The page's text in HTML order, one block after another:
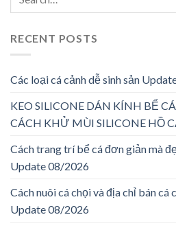
RECENT POSTS
Các loại cá cảnh dễ sinh sản
KEO SILICONE DÁN KÍNH BỂ
CÁCH KHỬ MÙI SILICONE HỒ
Cách trang trí bể cá đơn giản mà
Update 08/2026
Cách nuôi cá chọi và địa chỉ bán
Update 08/2026